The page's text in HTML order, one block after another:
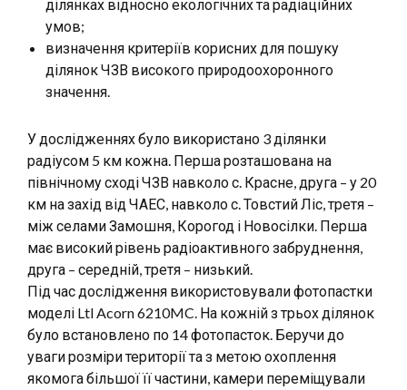
ділянках відносно екологічних та радіаційних
умов;
визначення критеріїв корисних для пошуку
ділянок ЧЗВ високого природоохоронного
значення.
У дослідженнях було використано 3 ділянки
радіусом 5 км кожна. Перша розташована на
північному сході ЧЗВ навколо с. Красне, друга – у 20
км на захід від ЧАЕС, навколо с. Товстий Ліс, третя –
між селами Замошня, Корогод і Новосілки. Перша
має високий рівень радіоактивного забруднення,
друга – середній, третя – низький.
Під час дослідження використовували фотопастки
моделі Ltl Acorn 6210MC. На кожній з трьох ділянок
було встановлено по 14 фотопасток. Беручи до
уваги розміри території та з метою охоплення
якомога більшої її частини, камери переміщували